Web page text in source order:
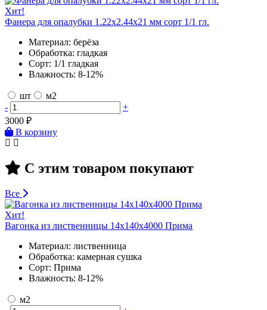
Хит!
Фанера для опалубки 1.22х2.44х21 мм сорт 1/1 гл.
Материал: берёза
Обработка: гладкая
Сорт: 1/1 гладкая
Влажность: 8-12%
шт
м2
-
+
3000 ₽
В корзину
С этим товаром покупают
Все
Хит!
Вагонка из лиственницы 14х140х4000 Прима
Материал: лиственница
Обработка: камерная сушка
Сорт: Прима
Влажность: 8-12%
м2